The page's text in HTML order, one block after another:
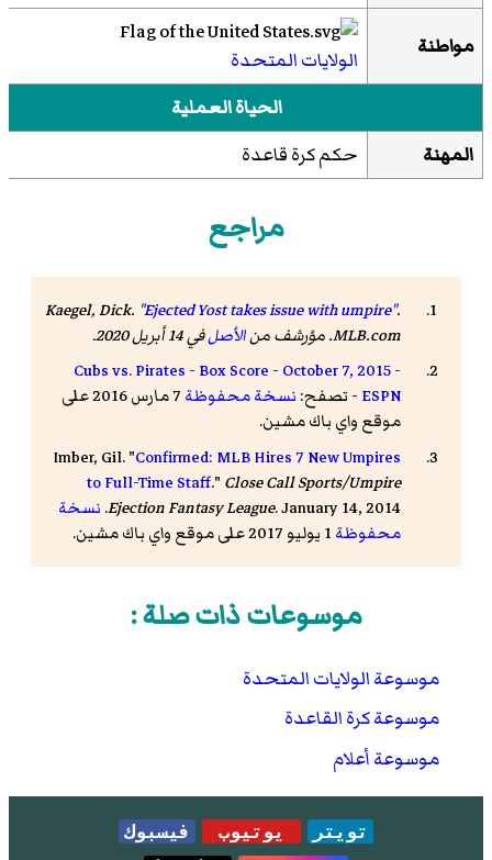
مواطنة
الولايات المتحدة
الحياة العملية
المهنة
حكم كرة قاعدة
مراجع
Kaegel, Dick. "Ejected Yost takes issue with umpire".
MLB.com. مؤرشف من
الأصلفي 14 أبريل 2020
.
Cubs vs. Pirates - Box Score - October 7, 2015 -
ESPN - تصفح: نسخة محفوظة
7 مارس 2016 على
موقع واي باك مشين.
Imber, Gil. "Confirmed: MLB Hires 7 New Umpires
to Full-Time Staff." Close Call Sports/Umpire
Ejection Fantasy League. January 14, 2014.
نسخة
محفوظة
موسوعات ذات صلة :
موسوعة الولايات المتحدة
موسوعة كرة القاعدة
موسوعة أعلام
تويتر يوتيوب
فيسبوك